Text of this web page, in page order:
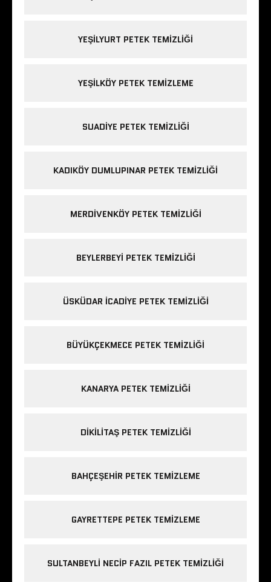
YEŞILYURT PETEK TEMIZLIĞI
YEŞILKÖY PETEK TEMIZLEME
SUADIYE PETEK TEMIZLIĞI
KADIKÖY DUMLUPINAR PETEK TEMIZLIĞI
MERDIVENKÖY PETEK TEMIZLIĞI
BEYLERBEYI PETEK TEMIZLIĞI
ÜSKÜDAR ICADIYE PETEK TEMIZLIĞI
BÜYÜKÇEKMECE PETEK TEMIZLIĞI
KANARYA PETEK TEMIZLIĞI
DIKILITAŞ PETEK TEMIZLIĞI
BAHÇEŞEHIR PETEK TEMIZLEME
GAYRETTEPE PETEK TEMIZLEME
SULTANBEYLI NECIP FAZIL PETEK TEMIZLIĞI